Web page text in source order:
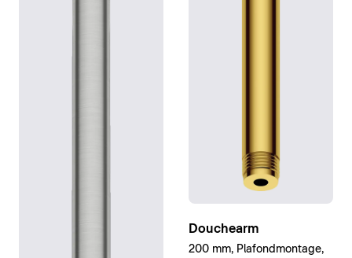
Douchearm
200 mm, Plafondmontage,